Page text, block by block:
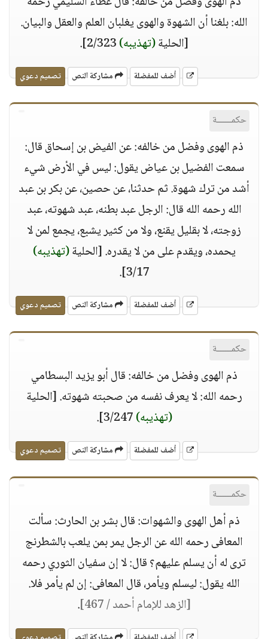
الله: بلغنا أن الشهوة والهوى يغلبان العلم والعقل والبيان.
[الحلية(تهذيبه)
أضف للمفضلة مشاركة النص تصميم دعوي
حكمــــــة
ذم الهوى وفضل من خالفه: عن الفيض بن إسحاق قال:
سمعت الفضيل بن عياض يقول: ليس في الأرض شيء
أشد من ترك شهوة. ثم حدثنا، عن حصين، عن بكر بن عبد
الله رحمه الله قال: الرجل عبد بطنه، عبد شهوته، عبد
زوجته، لا بقليل يقنع، ولا من كثير يشبع، يجمع لمن لا
يحمده، ويقدم على من لا يقدره. [الحلية(تهذيبه)
3/17].
أضف للمفضلة مشاركة النص تصميم دعوي
حكمــــــة
ذم الهوى وفضل من خالفه: قال أبو يزيد البسطامي
رحمه الله: لا يعرف نفسه من صحبته شهوته. [الحلية
(تهذيبه)
أضف للمفضلة مشاركة النص تصميم دعوي
حكمــــــة
ذم أهل الهوى والشهوات: قال بشر بن الحارث: سألت
المعافى رحمه الله عن الرجل يمر بمن يلعب بالشطرنج
ترى له أن يسلم عليهم؟ قال: لا إن سفيان الثوري رحمه
الله يقول: ليسلم ويأمر، قال المعافى: إن لم يأمر فلا.
[الزهد للإمام أحمد / 467]
.